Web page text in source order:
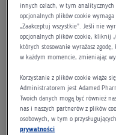
Tegoroczna
Polityki odbyła się 19
Polityka. W
członkowie kapituły I i
Szapiro, prof. Michał
Z ramienia Grupy
Anna Kosińska, Project
innych celach, w tym
opcjonalnych plików cookie
„Zaakceptuj wszystkie”. Jeśli nie
opcjonalnych plików cookie, kliknij
których stosowanie wyrażasz zgodę,
w każdym momencie, zmieniając
Korzystanie z plików cookie wiąże
Administratorem jest Adamed
Twoich danych mogą być również
nas i naszych partnerów z plików
osobowych, w tym o
prywatności